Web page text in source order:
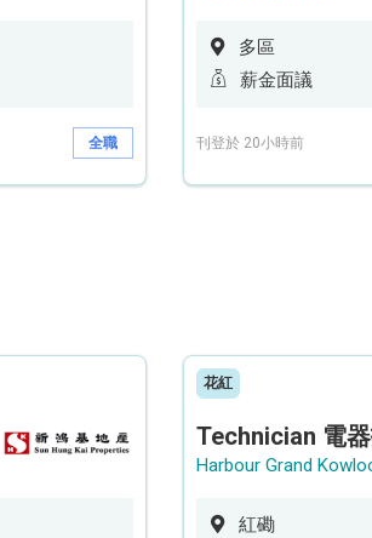
全職
多區
薪金面議
刊登於 20小時前
花紅
紅磡